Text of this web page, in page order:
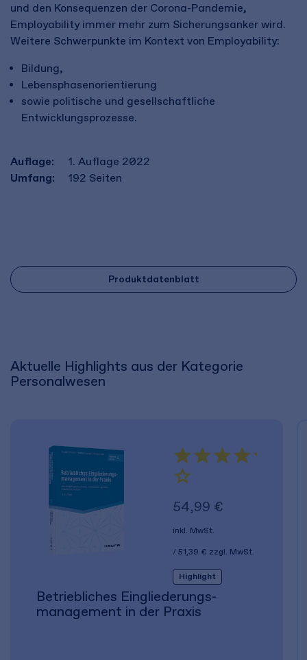
und den Konsequenzen der Corona-Pandemie,
Employability immer mehr zum Sicherungsanker wird.
Weitere Schwerpunkte im Kontext von Employability:
Bildung,
Lebensphasenorientierung
sowie politische und gesellschaftliche
Entwicklungsprozesse.
Auflage:
1. Auflage 2022
Umfang:
192 Seiten
Produktdatenblatt
Aktuelle Highlights aus der Kategorie
Personalwesen
54,99 €
inkl. MwSt.
51,39 € zzgl. MwSt.
Highlight
Betriebliches Eingliederungs­
management in der Praxis